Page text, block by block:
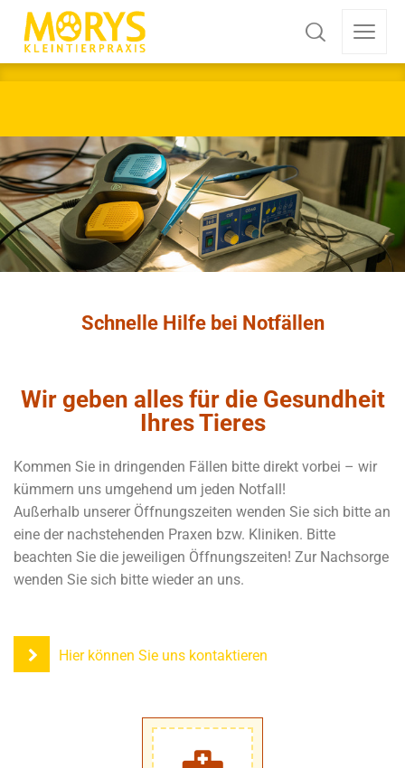
Schnelle Hilfe bei Notfällen
Wir geben alles für die Gesundheit
Ihres Tieres
Kommen Sie in dringenden Fällen bitte direkt vorbei – wir
kümmern uns umgehend um jeden Notfall!
Außerhalb unserer Öffnungszeiten wenden Sie sich bitte an
eine der nachstehenden Praxen bzw. Kliniken. Bitte
beachten Sie die jeweiligen Öffnungszeiten! Zur Nachsorge
wenden Sie sich bitte wieder an uns.
Hier können Sie uns kontaktieren